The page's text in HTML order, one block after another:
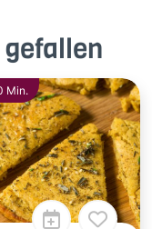
Min.